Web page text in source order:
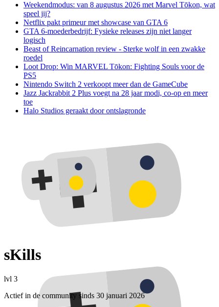
Weekendmodus: van 8 augustus 2026 met Marvel Tōkon, wat
speel jij?
Netflix pakt primeur met showcase van GTA 6
GTA 6-moederbedrijf: Fysieke releases zijn niet langer
logisch
Beast of Reincarnation review - Sterke wolf in een zwakke
roedel
Loot Drop: Win MARVEL Tōkon: Fighting Souls voor de
PS5
Nintendo Switch 2 verkoopt meer dan de GameCube
Jazz Jackrabbit 2 Plus voegt na 28 jaar modi, co-op en meer
toe
Halo Studios geraakt door ontslagronde
sKills
lvl 3
Actief in de community sinds 30 januari 2026